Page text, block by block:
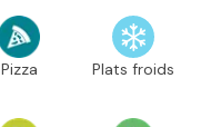
Pizza Plats froids